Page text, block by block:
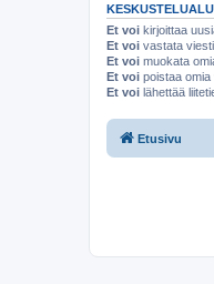
Et voi kirjoittaa
Et voi vastata
Et voi muokata
Et voi poistaa
Et voi lähettää
Etusivu